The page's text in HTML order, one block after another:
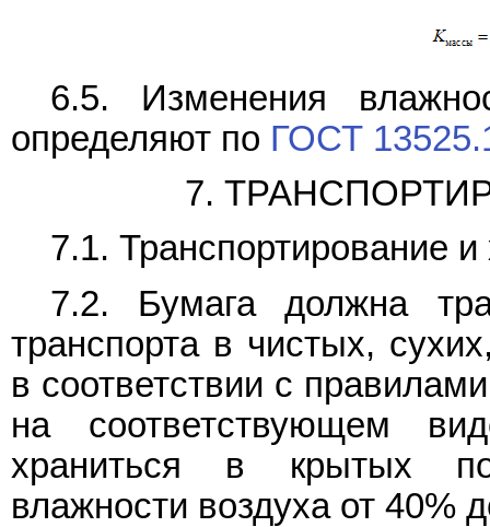
6.5. Изменения
определяют по ГОСТ
7.
7.1. Транспортирование
7.2. Бумага должна
транспорта в чистых,
в соответствии с
на соответствующем
храниться в крытых
влажности воздуха от 40%